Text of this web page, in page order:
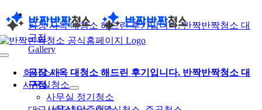
콘
텐
츠
Toggle
Navigation회사소개
사무실청소
사무실 정기청소
공장 사옥 대청소 해드린 후기입니다. 반짝반짝청소 대
구점
Gallery
공장 사옥 대청소 해드린 후기입니다. 반짝반짝청소 대
구점